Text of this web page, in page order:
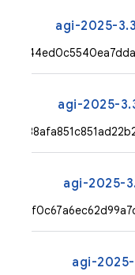
agi-2025-
agi-2025-
agi-2025-
agi-